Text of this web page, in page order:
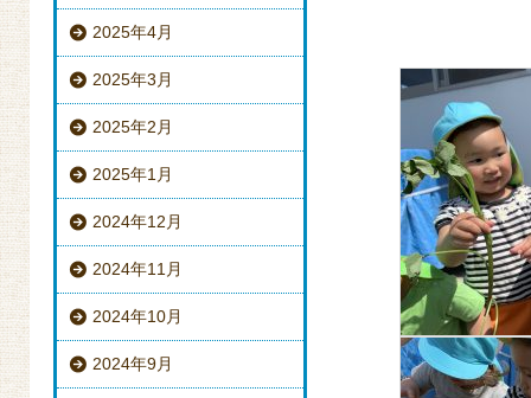
2025年4月
2025年3月
2025年2月
2025年1月
2024年12月
2024年11月
2024年10月
2024年9月